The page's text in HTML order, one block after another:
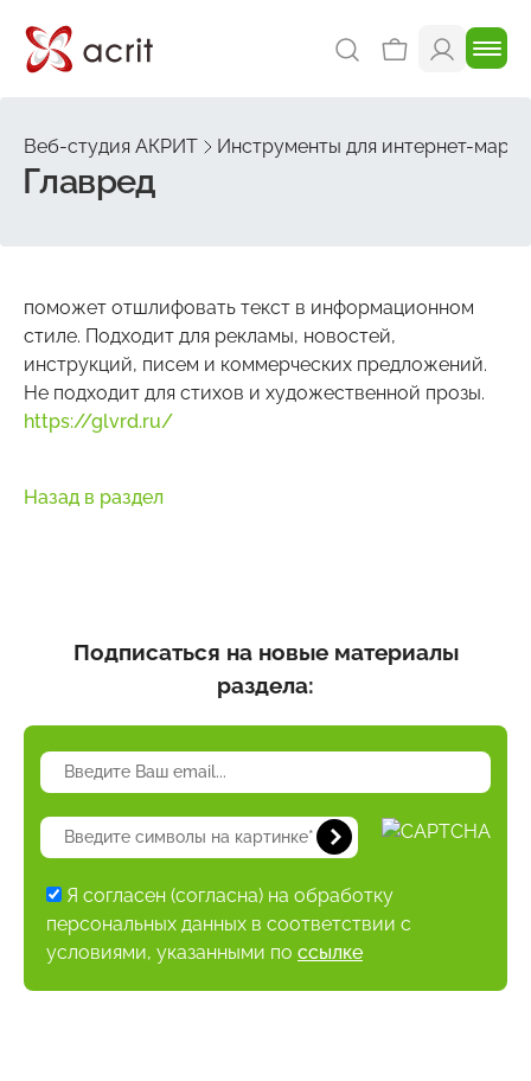
Веб-студия АКРИТ Инструменты для интернет-
Главред
поможет отшлифовать текст в информационном
стиле. Подходит для рекламы, новостей,
инструкций, писем и коммерческих предложений.
Не подходит для стихов и художественной прозы.
https://glvrd.ru/
Назад в раздел
Подписаться на новые материалы
раздела:
Я согласен (согласна) на обработку
персональных данных в соответствии с
условиями, указанными по ссылке